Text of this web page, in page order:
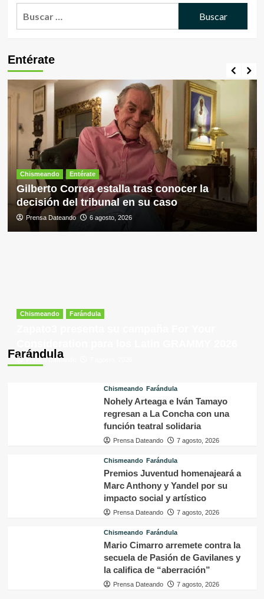
Entérate
Chismeando Entérate
Gilberto Correa estalla tras conocer la
decisión del tribunal en su caso
Prensa Dateando 6 agosto, 2026
Farándula
Chismeando Farándula
Prensa Dateando
Chismeando Farándula
Nohely Arteaga e Iván Tamayo
regresan a La Concha con una
función teatral solidaria
Prensa Dateando 7 agosto, 2026
Chismeando Farándula
Premios Juventud homenajeará a
Marc Anthony y Yandel por su
impacto social y artístico
Prensa Dateando 7 agosto, 2026
Chismeando Farándula
Mario Cimarro arremete contra la
secuela de Pasión de Gavilanes y
la califica de “aberración”
Prensa Dateando 7 agosto, 2026